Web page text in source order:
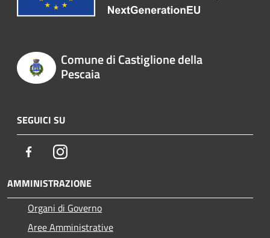
Comune di Castiglione della
Pescaia
SEGUICI SU
FacebookInstagram
AMMINISTRAZIONE
Organi di Governo
Aree Amministrative